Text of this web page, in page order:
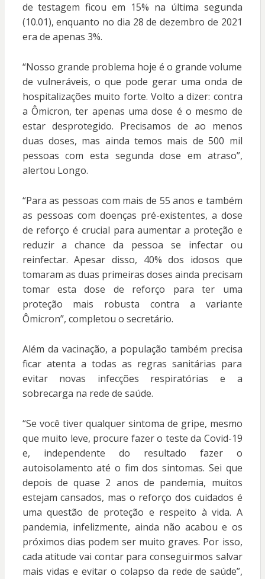
de testagem ficou em 15% na última segunda
(10.01), enquanto no dia 28 de dezembro de 2021
era de apenas 3%.
“Nosso grande problema hoje é o grande volume
de vulneráveis, o que pode gerar uma onda de
hospitalizações muito forte. Volto a dizer: contra
a Ômicron, ter apenas uma dose é o mesmo de
estar desprotegido. Precisamos de ao menos
duas doses, mas ainda temos mais de 500 mil
pessoas com esta segunda dose em atraso”,
alertou Longo.
“Para as pessoas com mais de 55 anos e também
as pessoas com doenças pré-existentes, a dose
de reforço é crucial para aumentar a proteção e
reduzir a chance da pessoa se infectar ou
reinfectar. Apesar disso, 40% dos idosos que
tomaram as duas primeiras doses ainda precisam
tomar esta dose de reforço para ter uma
proteção mais robusta contra a variante
Ômicron”, completou o secretário.
Além da vacinação, a população também precisa
ficar atenta a todas as regras sanitárias para
evitar novas infecções respiratórias e a
sobrecarga na rede de saúde.
“Se você tiver qualquer sintoma de gripe, mesmo
que muito leve, procure fazer o teste da Covid-19
e, independente do resultado fazer o
autoisolamento até o fim dos sintomas. Sei que
depois de quase 2 anos de pandemia, muitos
estejam cansados, mas o reforço dos cuidados é
uma questão de proteção e respeito à vida. A
pandemia, infelizmente, ainda não acabou e os
próximos dias podem ser muito graves. Por isso,
cada atitude vai contar para conseguirmos salvar
mais vidas e evitar o colapso da rede de saúde”,